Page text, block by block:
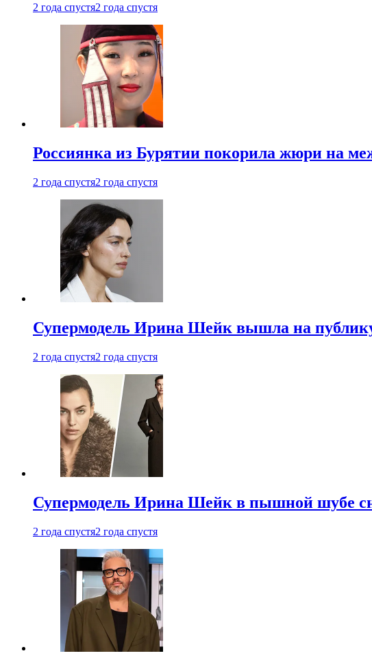
2 года спустя2 года спустя
Россиянка из Бурятии покорила жюри на
2 года спустя2 года спустя
Супермодель Ирина Шейк вышла на
2 года спустя2 года спустя
Супермодель Ирина Шейк в пышной шубе
2 года спустя2 года спустя